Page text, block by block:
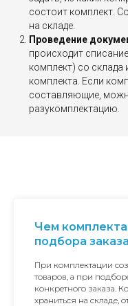
состоит комплект.
на складе.
Проведение
происходит
комплект) со склада
комплекта. Если
составляющие,
разукомплектацию.
Чем
подбора
При комплектации
товаров, а при
конкретного заказа.
храниться на складе,